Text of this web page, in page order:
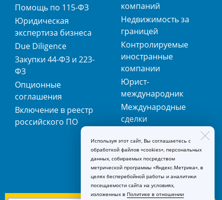
Помощь по 115-ФЗ
Юридическая
экспертиза бизнеса
Due Diligence
Закупки 44-ФЗ и 223-
ФЗ
Опционные
соглашения
Включение в реестр
российского ПО
компаний
Недвижимость за
границей
Контролируемые
иностранные
компании
Юрист-
международник
Международные
сделки
регистрация
товарных знаков
Используя этот сайт, Вы соглашаетесь с
обработкой файлов «cookies», персональных
данных, собираемых посредством
метрической программы «Яндекс.Метрика», в
целях бесперебойной работы и аналитики
посещаемости сайта на условиях,
изложенных в Политике в отношении